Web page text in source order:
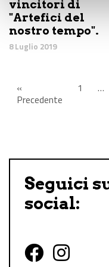
vincitori di
"Artefici del
nostro tempo".
8 Luglio 2019
«
Precedente
1 …
Seguici
social: